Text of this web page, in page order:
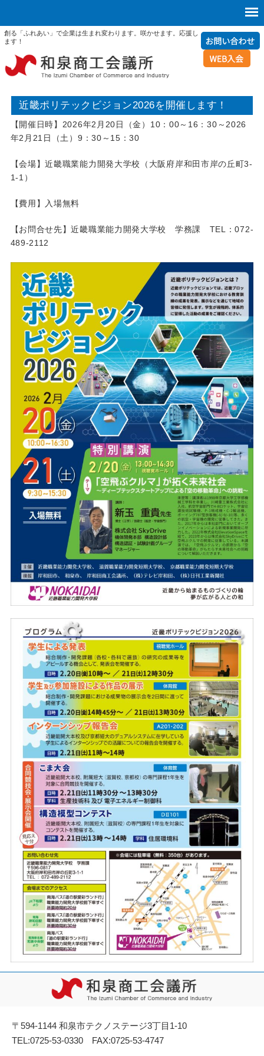
創る「ふれあい」で企業は生まれ変わります。咲かせます。応援し
ます！
近畿ポリテックビジョン2026を開催します！
【開催日時】2026年2月20日（金）10：00～16：30～2026
年2月21日（土）9：30～15：30
【会場】近畿職業能力開発大学校（大阪府岸和田市岸の丘町3-
1-1）
【費用】入場無料
【お問合せ先】近畿職業能力開発大学校 学務課 TEL：072-
489-2112
〒594-1144 和泉市テクノステージ3丁目1-10
TEL:0725-53-0330 FAX:0725-53-4747